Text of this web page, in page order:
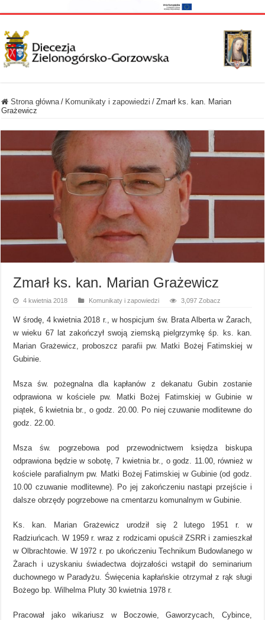
Strona główna / Komunikaty i zapowiedzi / Zmarł ks. kan. Marian
Grażewicz
Zmarł ks. kan. Marian Grażewicz
4 kwietnia 2018 Komunikaty i zapowiedzi 3,097 Zobacz
W środę, 4 kwietnia 2018 r., w hospicjum św. Brata Alberta w Żarach,
w wieku 67 lat zakończył swoją ziemską pielgrzymkę śp. ks. kan.
Marian Grażewicz, proboszcz parafii pw. Matki Bożej Fatimskiej w
Gubinie.
Msza św. pożegnalna dla kapłanów z dekanatu Gubin zostanie
odprawiona w kościele pw. Matki Bożej Fatimskiej w Gubinie w
piątek, 6 kwietnia br., o godz. 20.00. Po niej czuwanie modlitewne do
godz. 22.00.
Msza św. pogrzebowa pod przewodnictwem księdza biskupa
odprawiona będzie w sobotę, 7 kwietnia br., o godz. 11.00, również w
kościele parafialnym pw. Matki Bożej Fatimskiej w Gubinie (od godz.
10.00 czuwanie modlitewne). Po jej zakończeniu nastąpi przejście i
dalsze obrzędy pogrzebowe na cmentarzu komunalnym w Gubinie.
Ks. kan. Marian Grażewicz urodził się 2 lutego 1951 r. w
Radziuńcach. W 1959 r. wraz z rodzicami opuścił ZSRR i zamieszkał
w Olbrachtowie. W 1972 r. po ukończeniu Technikum Budowlanego w
Żarach i uzyskaniu świadectwa dojrzałości wstąpił do seminarium
duchownego w Paradyżu. Święcenia kapłańskie otrzymał z rąk sługi
Bożego bp. Wilhelma Pluty 30 kwietnia 1978 r.
Pracował jako wikariusz w Boczowie, Gaworzycach, Cybince,